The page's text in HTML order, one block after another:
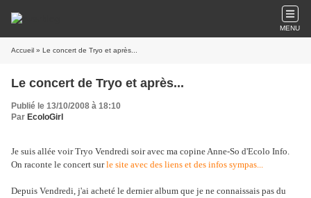
MENU
Accueil » Le concert de Tryo et après...
Le concert de Tryo et après...
Publié le 13/10/2008 à 18:10
Par EcoloGirl
Je suis allée voir Tryo Vendredi soir avec ma copine Anne-So d'Ecolo Info.
On raconte le concert surle site avec des liens et des infos sympas...
Depuis Vendredi, j'ai acheté le dernier album que je ne connaissais pas du